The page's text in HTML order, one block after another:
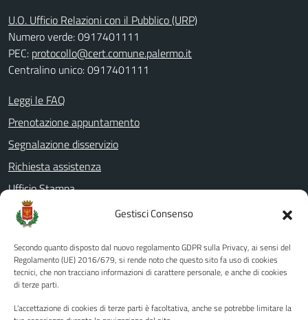
Gestisci Consenso
Secondo quanto disposto dal nuovo regolamento GDPR sulla Privacy, ai sensi del
Regolamento (UE) 2016/679, si rende noto che questo sito fa uso di cookies
tecnici, che non tracciano informazioni di carattere personale, e anche di cookies
di terze parti.
L'accettazione di cookies di terze parti è facoltativa, anche se potrebbe limitare la
U.O. Ufficio Relazioni con il Pubblico (URP)
Numero verde: 0917401111
PEC: protocollo@cert.comune.palermo.it
Centralino unico: 0917401111
Leggi le FAQ
Prenotazione appuntamento
Segnalazione disservizio
Richiesta assistenza
Ufficio Stampa
Amministrazione Trasparente
Albo pretorio
Informativa privacy
Note legali